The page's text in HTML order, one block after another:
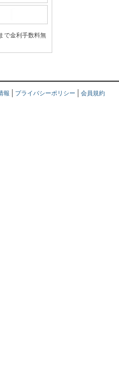
で金利手数料無
報 プライバシーポリシー 会員規約